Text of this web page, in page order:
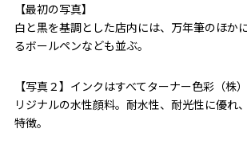
【最初の写真】
白と黒を基調とした店内には、万年筆のほか
るボールペンなども並ぶ。
【写真２】インクはすべてターナー色彩（株
リジナルの水性顔料。耐水性、耐光性に優れ
特徴。